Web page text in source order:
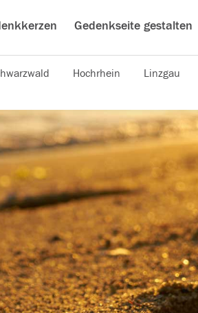
Gedenkseite gestalten
Hochrhein Linzgau